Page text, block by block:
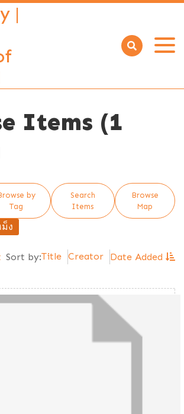
|
Open
Items (1
by
Tag
Search
Items
Browse
Map
ม็ง
Sort by:Title Creator Date Added